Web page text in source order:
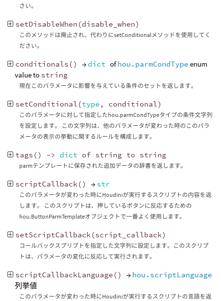
さい。
setDisableWhen (disable_when)
このメソッドは廃止され、代わりにsetConditionalメソッドを使用してく
ださい。
conditionals () → dict ofhou.parmCondType enum
value to string
現在このパラメータに影響を与えている条件のセットを返します。
setConditional (type , conditional)
このパラメータに対して指定したhou.parmCondTypeタイプの条件文字列
を設定します。 この文字列は、他のパラメータが変わった時のこのパラ
メータの表示の挙動に関するルールを構成します。
tags () -> dict of string to string
parmテンプレートに保存された追加データの辞書を返します。
scriptCallback() → str
このパラメータが変わった時にHoudiniが実行するスクリプトの内容を返
します。 このスクリプトは、押しているボタンに反応するための
hou.ButtonParmTemplateオブジェクトで一番よく使用します。
setScriptCallback(script_callback)
コールバックスプリプトを指定した文字列に設定します。このスクリプ
トは、パラメータの変化に反応して実行されます。
scriptCallbackLanguage () → hou.scriptLanguage
列挙値
このパラメータが変わった時にHoudiniが実行するスクリプトの言語を返